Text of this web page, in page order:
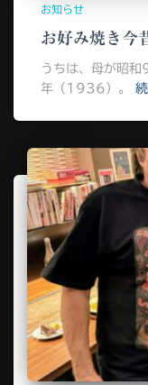
お知らせ
お好み焼き今
うちは、母が昭
年（1936）。